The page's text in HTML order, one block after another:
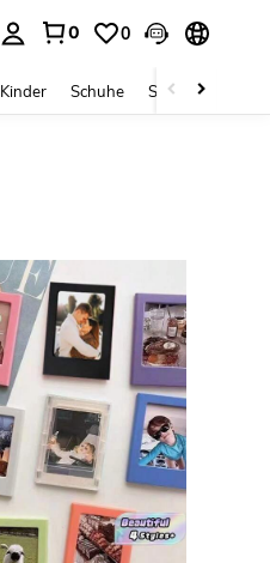
0 0
Kinder Schuhe Schmuck &